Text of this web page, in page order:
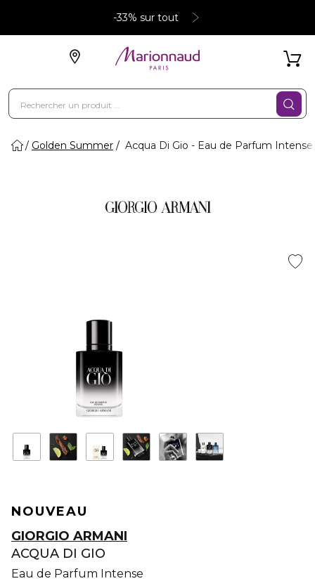
-33% sur tout
Golden Summer Acqua Di Gio - Eau de Parfum Intense
NOUVEAU
GIORGIO ARMANI
ACQUA DI GIO
Eau de Parfum Intense